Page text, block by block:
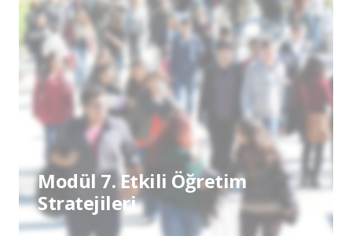
Modül 7. Etkili Öğretim
Stratejileri